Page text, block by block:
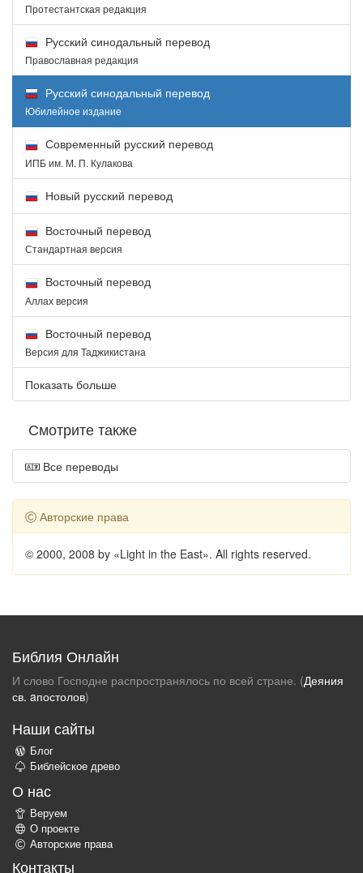
Протестантская редакция
Русский синодальный перевод
Православная редакция
Русский синодальный перевод
Юбилейное издание
Современный русский перевод
ИПБ им. М. П. Кулакова
Новый русский перевод
Восточный перевод
Стандартная версия
Восточный перевод
Аллах версия
Восточный перевод
Версия для Таджикистана
Показать больше
Смотрите также
Все переводы
Авторские права
© 2000, 2008 by «Light in the East». All rights reserved.
Библия Онлайн
И слово Господне распространялось по всей стране. (Деяния
св. aпостолов)
Наши сайты
Блог
Библейское древо
О нас
Веруем
О проекте
Авторские права
Контакты